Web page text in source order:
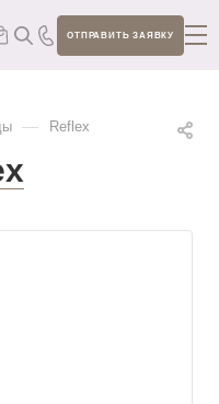
ОТПРАВИТЬ ЗАЯВКУ
— Reflex